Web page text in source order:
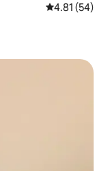
レビュー54
4.81 (54)